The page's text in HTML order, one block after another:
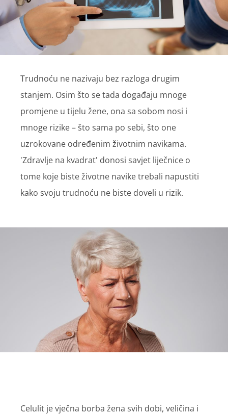
Trudnoću ne nazivaju bez razloga drugim
stanjem. Osim što se tada događaju mnoge
promjene u tijelu žene, ona sa sobom nosi i
mnoge rizike – što sama po sebi, što one
uzrokovane određenim životnim navikama.
'Zdravlje na kvadrat' donosi savjet liječnice o
tome koje biste životne navike trebali napustiti
kako svoju trudnoću ne biste doveli u rizik.
Celulit je vječna borba žena svih dobi, veličina i